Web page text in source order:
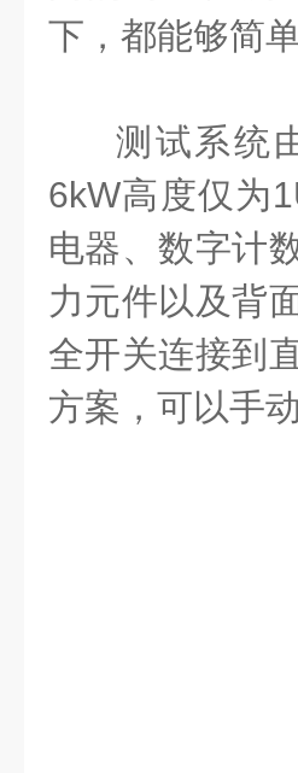
下，都能够简
测试系统
6kW高度仅为
电器、数字计
力元件以及背
全开关连接到
方案，可以手